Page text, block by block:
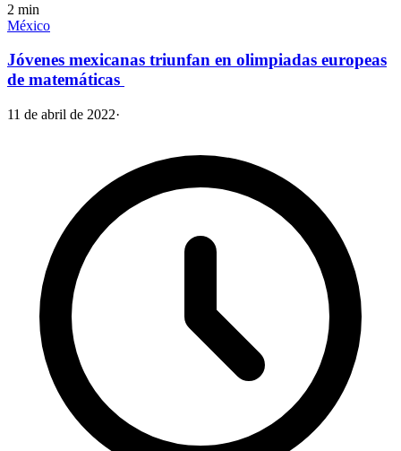
2 min
México
Jóvenes mexicanas triunfan en olimpiadas europeas
de matemáticas
11 de abril de 2022·